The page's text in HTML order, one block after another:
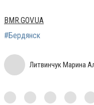
BMR.GOV.UA
#Бердянск
Литвинчук Марина